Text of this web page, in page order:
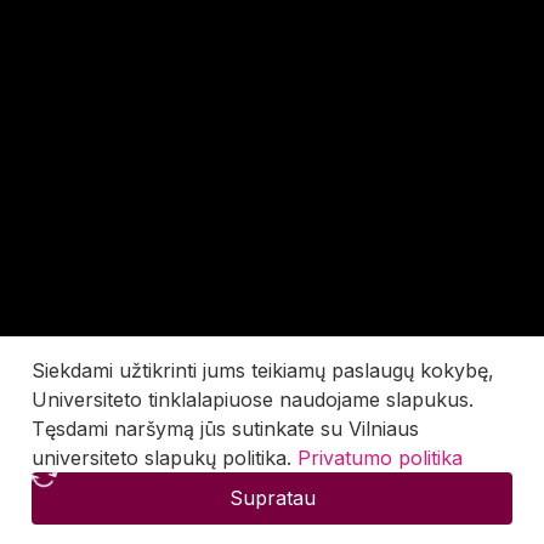
Siekdami užtikrinti jums teikiamų paslaugų kokybę,
Universiteto tinklalapiuose naudojame slapukus.
Tęsdami naršymą jūs sutinkate su Vilniaus
universiteto slapukų politika. Privatumo politika
Supratau